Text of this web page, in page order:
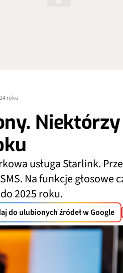
roku
Niektórzy
usługa Starlink.
Na funkcje głosowe
2025 roku.
do ulubionych źródeł w Google